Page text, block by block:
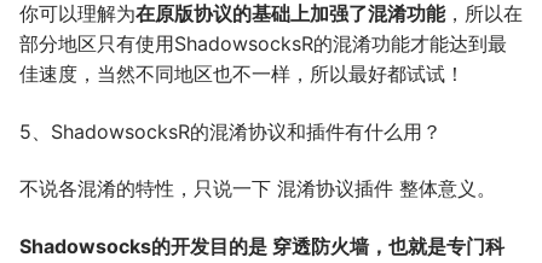
你可以理解为在原版协议的基础上加强了混淆功能，所以在
部分地区只有使用ShadowsocksR的混淆功能才能达到最
佳速度，当然不同地区也不一样，所以最好都试试！
5、ShadowsocksR的混淆协议和插件有什么用？
不说各混淆的特性，只说一下 混淆协议插件 整体意义。
Shadowsocks的开发目的是 穿透防火墙，也就是专门科